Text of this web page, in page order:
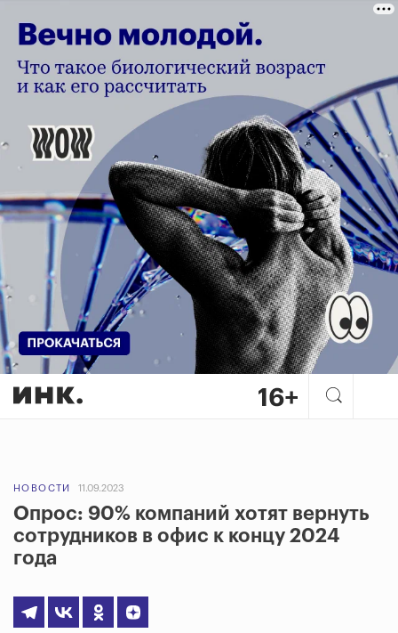
НОВОСТИ 11.09.2023
Опрос: 90% компаний хотят вернуть
сотрудников в офис к концу 2024
года